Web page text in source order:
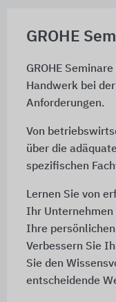
GROHE
GROHE
Handwerk bei
Anforderungen.
Von
über die
spezifischen
Lernen Sie von
Ihr
Ihre
Verbessern Sie
Sie den
entscheidende